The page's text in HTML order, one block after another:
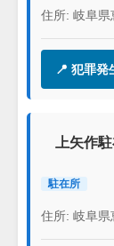
住所: 岐阜県
📍 犯罪発
上矢作
駐在所
住所: 岐阜県